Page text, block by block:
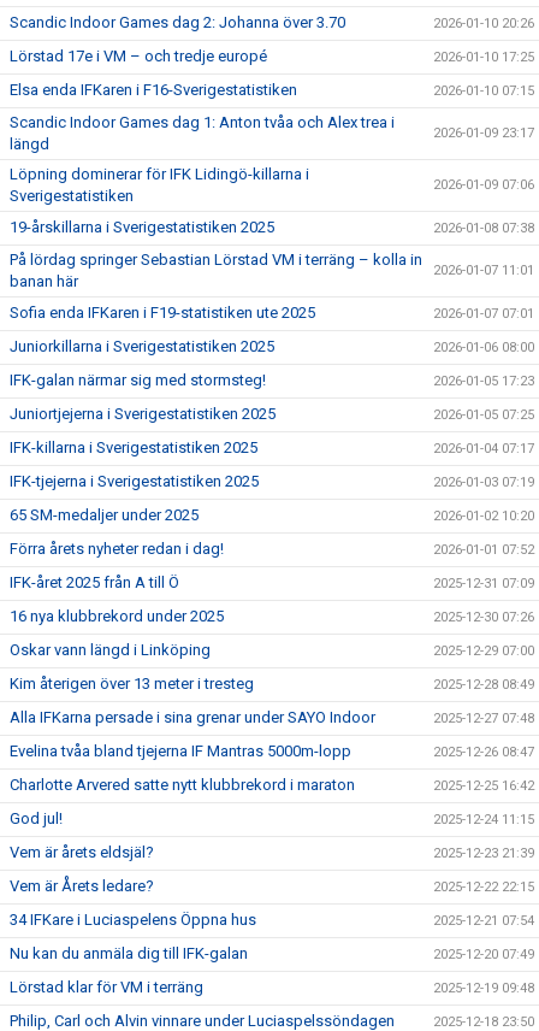
Scandic Indoor Games dag 2: Johanna över 3.70 2026-01-10 20:26
Lörstad 17e i VM – och tredje europé 2026-01-10 17:25
Elsa enda IFKaren i F16-Sverigestatistiken 2026-01-10 07:15
Scandic Indoor Games dag 1: Anton tvåa och Alex trea i
längd
2026-01-09 23:17
Löpning dominerar för IFK Lidingö-killarna i
Sverigestatistiken
2026-01-09 07:06
19-årskillarna i Sverigestatistiken 2025 2026-01-08 07:38
På lördag springer Sebastian Lörstad VM i terräng – kolla in
banan här
2026-01-07 11:01
Sofia enda IFKaren i F19-statistiken ute 2025 2026-01-07 07:01
Juniorkillarna i Sverigestatistiken 2025 2026-01-06 08:00
IFK-galan närmar sig med stormsteg! 2026-01-05 17:23
Juniortjejerna i Sverigestatistiken 2025 2026-01-05 07:25
IFK-killarna i Sverigestatistiken 2025 2026-01-04 07:17
IFK-tjejerna i Sverigestatistiken 2025 2026-01-03 07:19
65 SM-medaljer under 2025 2026-01-02 10:20
Förra årets nyheter redan i dag! 2026-01-01 07:52
IFK-året 2025 från A till Ö 2025-12-31 07:09
16 nya klubbrekord under 2025 2025-12-30 07:26
Oskar vann längd i Linköping 2025-12-29 07:00
Kim återigen över 13 meter i tresteg 2025-12-28 08:49
Alla IFKarna persade i sina grenar under SAYO Indoor 2025-12-27 07:48
Evelina tvåa bland tjejerna IF Mantras 5000m-lopp 2025-12-26 08:47
Charlotte Arvered satte nytt klubbrekord i maraton 2025-12-25 16:42
God jul! 2025-12-24 11:15
Vem är årets eldsjäl? 2025-12-23 21:39
Vem är Årets ledare? 2025-12-22 22:15
34 IFKare i Luciaspelens Öppna hus 2025-12-21 07:54
Nu kan du anmäla dig till IFK-galan 2025-12-20 07:49
Lörstad klar för VM i terräng 2025-12-19 09:48
Philip, Carl och Alvin vinnare under Luciaspelssöndagen 2025-12-18 23:50